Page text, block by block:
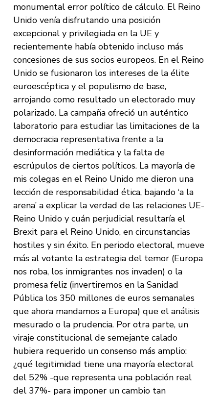
monumental error político de cálculo. El Reino
Unido venía disfrutando una posición
excepcional y privilegiada en la UE y
recientemente había obtenido incluso más
concesiones de sus socios europeos. En el Reino
Unido se fusionaron los intereses de la élite
euroescéptica y el populismo de base,
arrojando como resultado un electorado muy
polarizado. La campaña ofreció un auténtico
laboratorio para estudiar las limitaciones de la
democracia representativa frente a la
desinformación mediática y la falta de
escrúpulos de ciertos políticos. La mayoría de
mis colegas en el Reino Unido me dieron una
lección de responsabilidad ética, bajando ‘a la
arena’ a explicar la verdad de las relaciones UE-
Reino Unido y cuán perjudicial resultaría el
Brexit para el Reino Unido, en circunstancias
hostiles y sin éxito. En periodo electoral, mueve
más al votante la estrategia del temor (Europa
nos roba, los inmigrantes nos invaden) o la
promesa feliz (invertiremos en la Sanidad
Pública los 350 millones de euros semanales
que ahora mandamos a Europa) que el análisis
mesurado o la prudencia. Por otra parte, un
viraje constitucional de semejante calado
hubiera requerido un consenso más amplio:
¿qué legitimidad tiene una mayoría electoral
del 52% -que representa una población real
del 37%- para imponer un cambio tan